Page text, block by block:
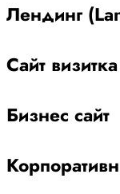
Лендинг
Сайт визитка
Бизнес сайт